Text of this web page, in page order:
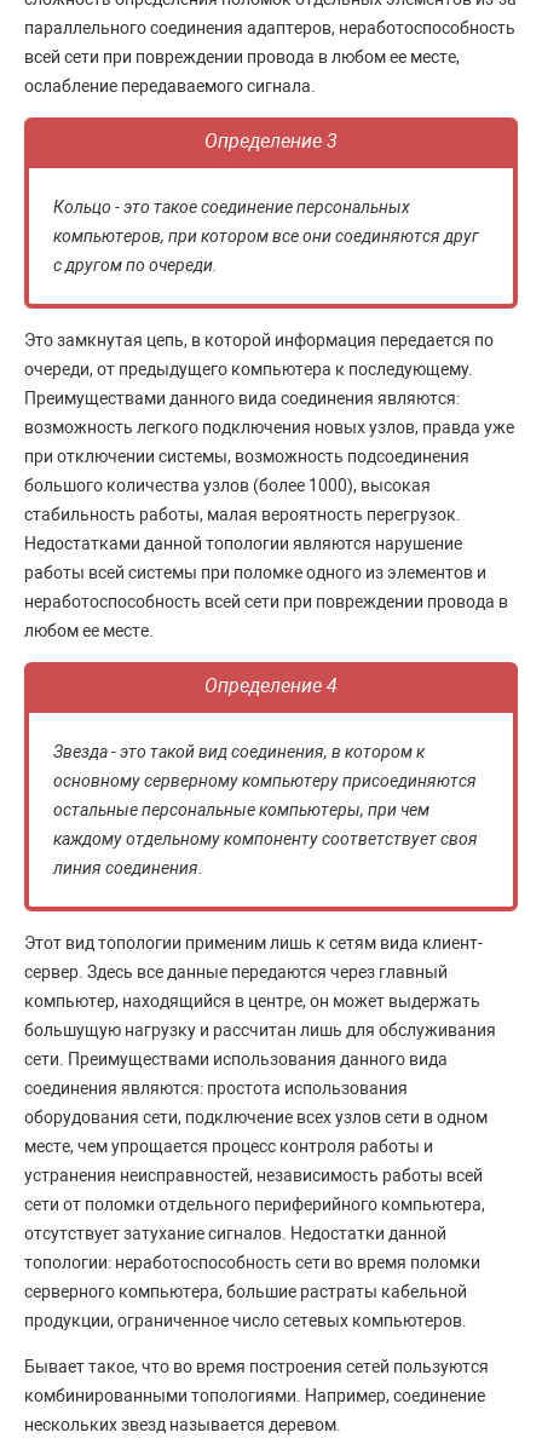
параллельного соединения адаптеров, неработоспособность
всей сети при повреждении провода в любом ее месте,
ослабление передаваемого сигнала.
Определение 3
Кольцо - это такое соединение персональных
компьютеров, при котором все они соединяются друг
с другом по очереди.
Это замкнутая цепь, в которой информация передается по
очереди, от предыдущего компьютера к последующему.
Преимуществами данного вида соединения являются:
возможность легкого подключения новых узлов, правда уже
при отключении системы, возможность подсоединения
большого количества узлов (более 1000), высокая
стабильность работы, малая вероятность перегрузок.
Недостатками данной топологии являются нарушение
работы всей системы при поломке одного из элементов и
неработоспособность всей сети при повреждении провода в
любом ее месте.
Определение 4
Звезда - это такой вид соединения, в котором к
основному серверному компьютеру присоединяются
остальные персональные компьютеры, при чем
каждому отдельному компоненту соответствует своя
линия соединения.
Этот вид топологии применим лишь к сетям вида клиент-
сервер. Здесь все данные передаются через главный
компьютер, находящийся в центре, он может выдержать
большущую нагрузку и рассчитан лишь для обслуживания
сети. Преимуществами использования данного вида
соединения являются: простота использования
оборудования сети, подключение всех узлов сети в одном
месте, чем упрощается процесс контроля работы и
устранения неисправностей, независимость работы всей
сети от поломки отдельного периферийного компьютера,
отсутствует затухание сигналов. Недостатки данной
топологии: неработоспособность сети во время поломки
серверного компьютера, большие растраты кабельной
продукции, ограниченное число сетевых компьютеров.
Бывает такое, что во время построения сетей пользуются
комбинированными топологиями. Например, соединение
нескольких звезд называется деревом.